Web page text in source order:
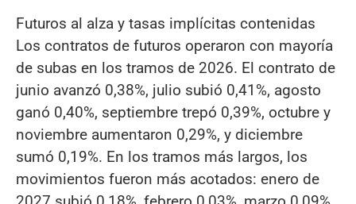
Futuros al alza y tasas implícitas contenidas
Los contratos de futuros operaron con mayoría
de subas en los tramos de 2026. El contrato de
junio avanzó 0,38%, julio subió 0,41%, agosto
ganó 0,40%, septiembre trepó 0,39%, octubre y
noviembre aumentaron 0,29%, y diciembre
sumó 0,19%. En los tramos más largos, los
movimientos fueron más acotados: enero de